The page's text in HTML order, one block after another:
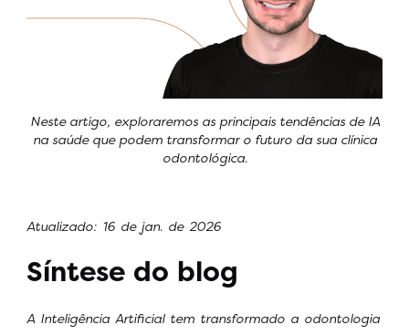
Neste artigo, exploraremos as principais tendências de IA
na saúde que podem transformar o futuro da sua clínica
odontológica.
Atualizado: 16 de jan. de 2026
Síntese do blog
A Inteligência Artificial tem transformado a odontologia